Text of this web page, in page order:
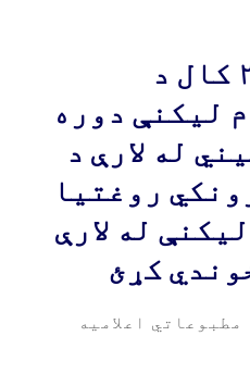
د پیني د ۲۰۲۶ کال د
لیکنې دوره
له لارې د
روغتیا
له لارې
کړئ
مطبوعاتي اعلامیه